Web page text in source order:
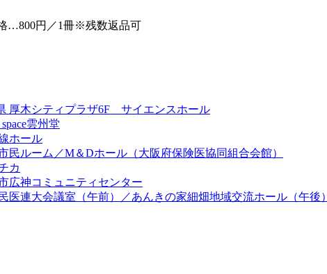
…800円／1冊※残数返品可
厚木シティプラザ6F サイエンスホール
雲州堂
ホール
民ルーム／M＆Dホール（大阪府保険医協同組合会館）
カ
広神コミュニティセンター
医連大会議室（午前）／あんきの家細畑地域交流ホール（午後）